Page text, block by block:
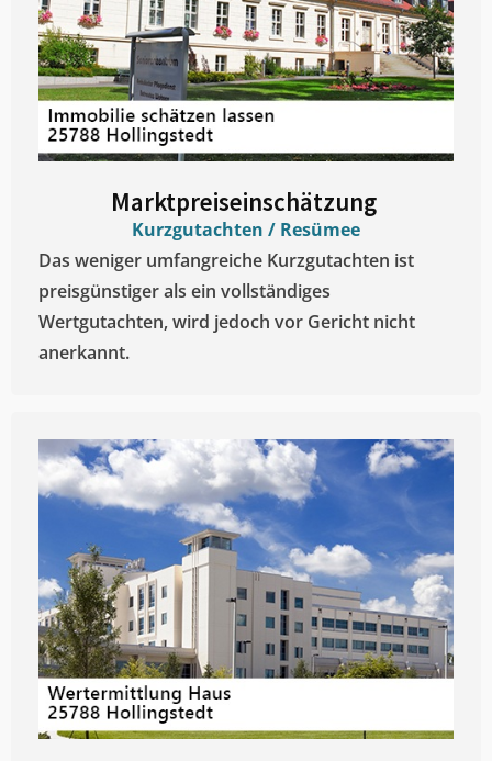
Marktpreiseinschätzung ​
Kurzgutachten / Resümee
Das weniger umfangreiche Kurzgutachten ist
preisgünstiger als ein vollständiges
Wertgutachten, wird jedoch vor Gericht nicht
anerkannt.